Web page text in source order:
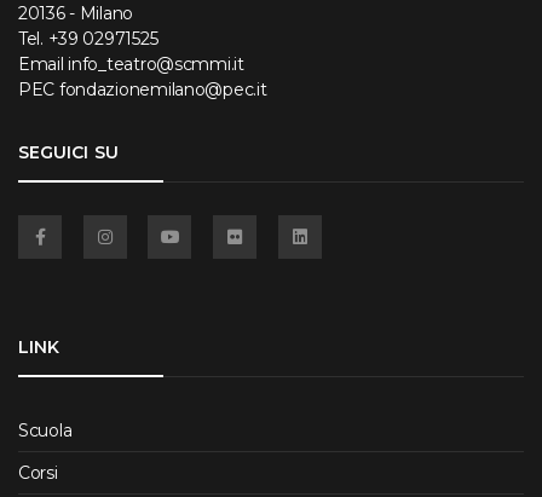
20136 - Milano
Tel. +39 02971525
Email info_teatro@scmmi.it
PEC fondazionemilano@pec.it
SEGUICI SU
LINK
Scuola
Corsi